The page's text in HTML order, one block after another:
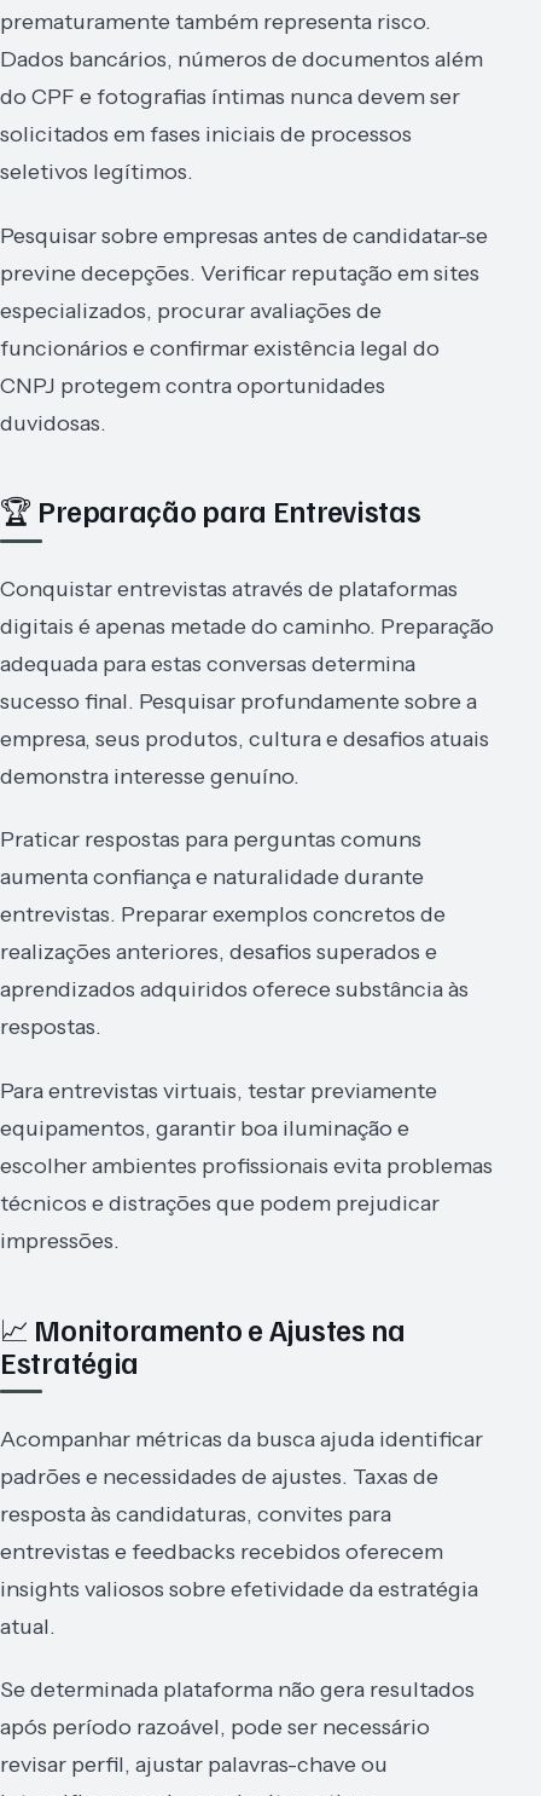
prematuramente também representa risco.
Dados bancários, números de documentos além
do CPF e fotografias íntimas nunca devem ser
solicitados em fases iniciais de processos
seletivos legítimos.
Pesquisar sobre empresas antes de candidatar-se
previne decepções. Verificar reputação em sites
especializados, procurar avaliações de
funcionários e confirmar existência legal do
CNPJ protegem contra oportunidades
duvidosas.
🏆 Preparação para Entrevistas
Conquistar entrevistas através de plataformas
digitais é apenas metade do caminho. Preparação
adequada para estas conversas determina
sucesso final. Pesquisar profundamente sobre a
empresa, seus produtos, cultura e desafios atuais
demonstra interesse genuíno.
Praticar respostas para perguntas comuns
aumenta confiança e naturalidade durante
entrevistas. Preparar exemplos concretos de
realizações anteriores, desafios superados e
aprendizados adquiridos oferece substância às
respostas.
Para entrevistas virtuais, testar previamente
equipamentos, garantir boa iluminação e
escolher ambientes profissionais evita problemas
técnicos e distrações que podem prejudicar
impressões.
📈 Monitoramento e Ajustes na
Estratégia
Acompanhar métricas da busca ajuda identificar
padrões e necessidades de ajustes. Taxas de
resposta às candidaturas, convites para
entrevistas e feedbacks recebidos oferecem
insights valiosos sobre efetividade da estratégia
atual.
Se determinada plataforma não gera resultados
após período razoável, pode ser necessário
revisar perfil, ajustar palavras-chave ou